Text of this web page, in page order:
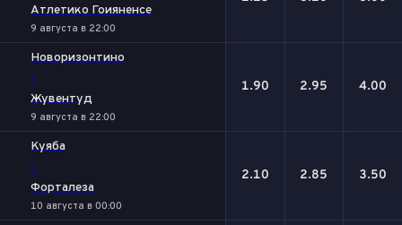
Атлетико Гоияненсе
9 августа в 22:00
Новоризонтино
-
Жувентуд
9 августа в 22:00
1.90 2.95 4.00
Куяба
-
Форталеза
10 августа в 00:00
2.10 2.85 3.50